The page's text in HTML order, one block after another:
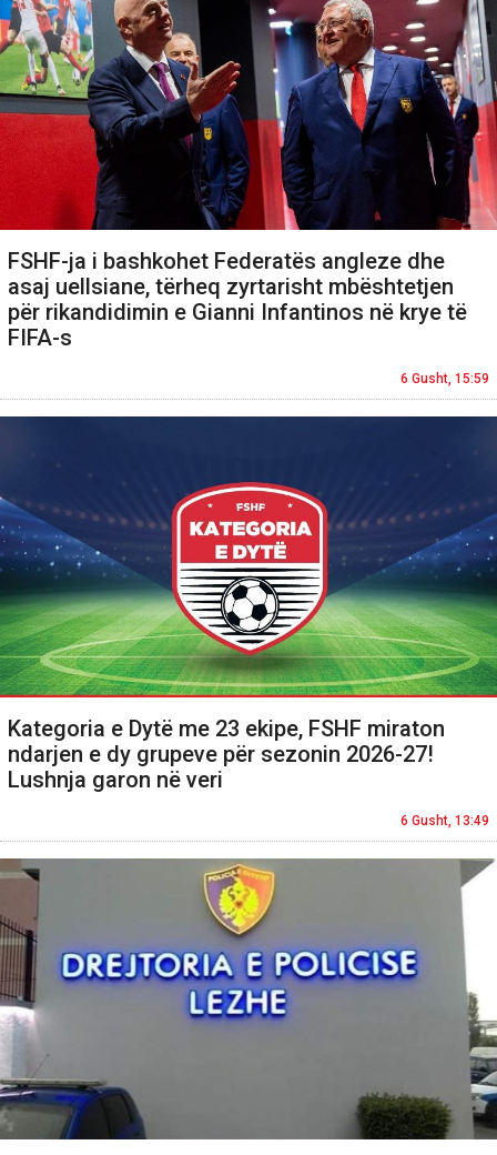
FSHF-ja i bashkohet Federatës angleze dhe
asaj uellsiane, tërheq zyrtarisht mbështetjen
për rikandidimin e Gianni Infantinos në krye të
FIFA-s
6 Gusht, 15:59
Kategoria e Dytë me 23 ekipe, FSHF miraton
ndarjen e dy grupeve për sezonin 2026-27!
Lushnja garon në veri
6 Gusht, 13:49